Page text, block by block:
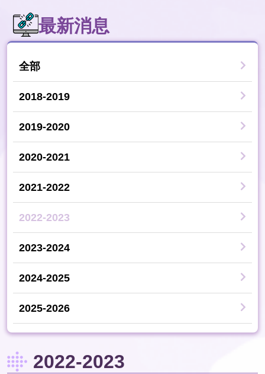
最新消息
全部
2018-2019
2019-2020
2020-2021
2021-2022
2022-2023
2023-2024
2024-2025
2025-2026
2022-2023